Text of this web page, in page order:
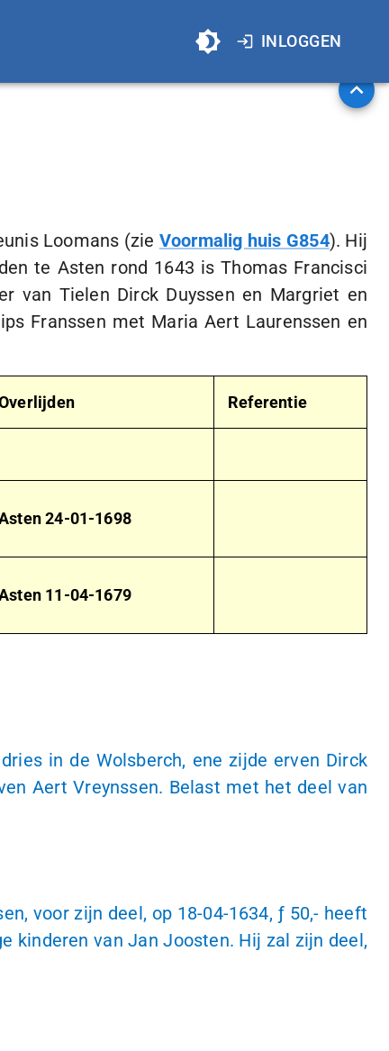
INLOGGEN
Loomans (zie Voormalig huis G854). Hij
te Asten rond 1643 is Thomas Francisci
van Tielen Dirck Duyssen en Margriet en
Franssen met Maria Aert Laurenssen en
Referentie
24-01-1698
11-04-1679
in de Wolsberch, ene zijde erven Dirck
Aert Vreynssen. Belast met het deel van
voor zijn deel, op 18-04-1634, ƒ 50,- heeft
kinderen van Jan Joosten. Hij zal zijn deel,